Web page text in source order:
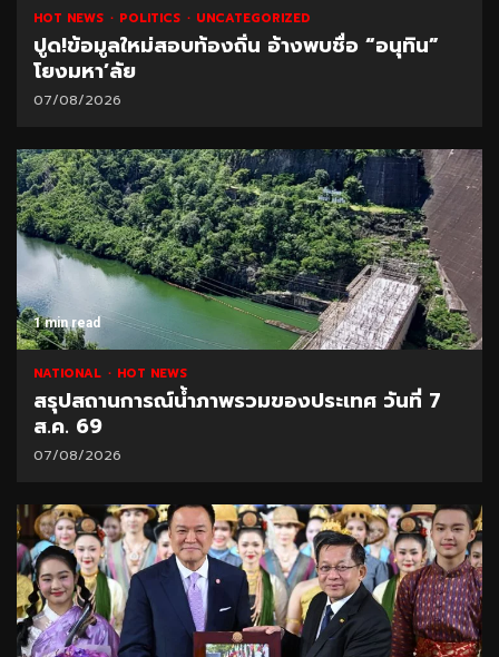
HOT NEWS POLITICS UNCATEGORIZED
ปูด!ข้อมูลใหม่สอบท้องถิ่น อ้างพบชื่อ “อนุทิน”
โยงมหา’ลัย
07/08/2026
1 min read
NATIONAL HOT NEWS
สรุปสถานการณ์น้ำภาพรวมของประเทศ วันที่ 7
ส.ค. 69
07/08/2026